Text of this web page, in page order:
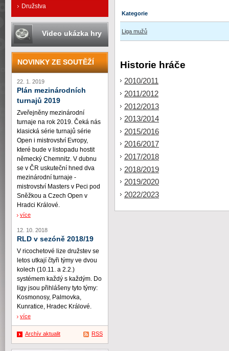
Kategorie
Liga mužů
Historie hráče
2010/2011
2011/2012
2012/2013
2013/2014
2015/2016
2016/2017
2017/2018
2018/2019
2019/2020
2022/2023
Družstva
Video ukázka hry
NOVINKY ZE SOUTĚŽÍ
22. 1. 2019
Plán mezinárodních
turnajů 2019
Zveřejněny mezinárodní
turnaje na rok 2019. Čeká nás
klasická série turnajů série
Open i mistrovství Evropy,
které bude v listopadu hostit
německý Chemnitz. V dubnu
se v ČR uskuteční hned dva
mezinárodní turnaje -
mistrovství Masters v Peci pod
Sněžkou a Czech Open v
Hradci Králové.
více
12. 10. 2018
RLD v sezóně 2018/19
V ricochetové lize družstev se
letos utkají čtyři týmy ve dvou
kolech (10.11. a 2.2.)
systémem každý s každým. Do
ligy jsou přihlášeny tyto týmy:
Kosmonosy, Palmovka,
Kunratice, Hradec Králové.
více
Archív aktualit RSS